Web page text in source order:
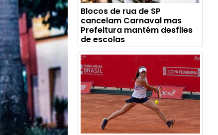
Blocos de rua de SP
cancelam Carnaval mas
Prefeitura mantém desfiles
de escolas